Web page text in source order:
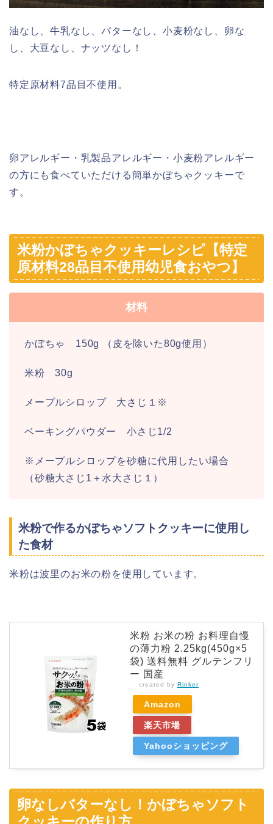
油なし、牛乳なし、バターなし、小麦粉なし、卵な
し、大豆なし、ナッツなし！
特定原材料7品目不使用。
卵アレルギー・乳製品アレルギー・小麦粉アレルギー
の方にも食べていただける簡単かぼちゃクッキーで
す。
米粉かぼちゃクッキーレシピ【特定
原材料28品目不使用幼児食おやつ】
材料
かぼちゃ 150g （皮を除いた80g使用）
米粉 30g
メープルシロップ 大さじ１※
ベーキングパウダー 小さじ1/2
※メープルシロップを砂糖に代用したい場合
（砂糖大さじ1＋水大さじ１）
米粉で作るかぼちゃソフトクッキーに使用し
た食材
米粉は波里のお米の粉を使用しています。
米粉 お米の粉 お料理自慢
の薄力粉 2.25kg(450g×5
袋) 送料無料 グルテンフリ
ー 国産
created by Rinker
Amazon
楽天市場
Yahooショッピング
卵なしバターなし！かぼちゃソフト